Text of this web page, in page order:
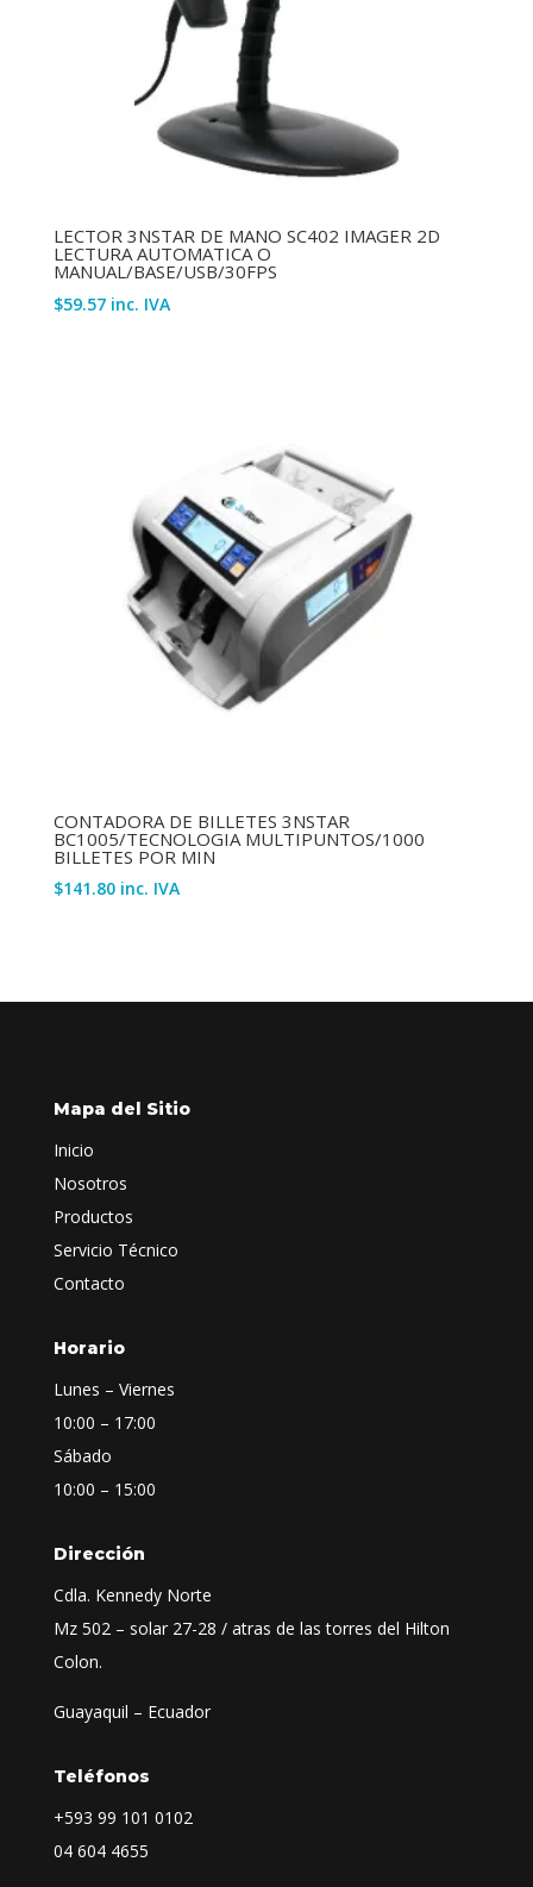
LECTOR 3NSTAR DE MANO SC402 IMAGER 2D
LECTURA AUTOMATICA O
MANUAL/BASE/USB/30FPS
$59.57 inc. IVA
CONTADORA DE BILLETES 3NSTAR
BC1005/TECNOLOGIA MULTIPUNTOS/1000
BILLETES POR MIN
$141.80 inc. IVA
Mapa del Sitio
Inicio
Nosotros
Productos
Servicio Técnico
Contacto
Horario
Lunes – Viernes
10:00 – 17:00
Sábado
10:00 – 15:00
Dirección
Cdla. Kennedy Norte
Mz 502 – solar 27-28 / atras de las torres del Hilton
Colon.
Guayaquil – Ecuador
Teléfonos
+593 99 101 0102
04 604 4655